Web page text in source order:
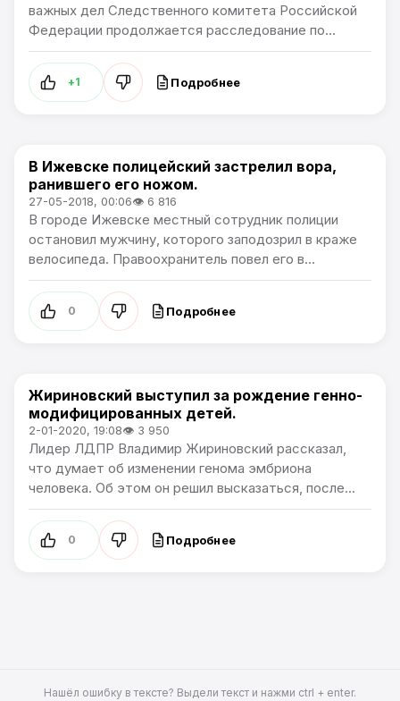
важных дел Следственного комитета Российской
Федерации продолжается расследование по...
+1 Подробнее
В России
В Ижевске полицейский застрелил вора,
ранившего его ножом.
27-05-2018, 00:06👁 6 816
В городе Ижевске местный сотрудник полиции
остановил мужчину, которого заподозрил в краже
велосипеда. Правоохранитель повел его в...
0 Подробнее
В России
Жириновский выступил за рождение генно-
модифицированных детей.
2-01-2020, 19:08👁 3 950
Лидер ЛДПР Владимир Жириновский рассказал,
что думает об изменении генома эмбриона
человека. Об этом он решил высказаться, после...
0 Подробнее
Нашёл ошибку в тексте? Выдели текст и нажми ctrl + enter.